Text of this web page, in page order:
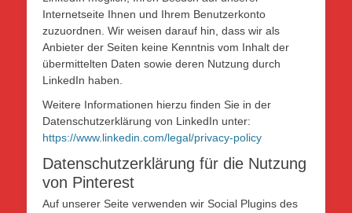
Internetseite Ihnen und Ihrem Benutzerkonto
zuzuordnen. Wir weisen darauf hin, dass wir als
Anbieter der Seiten keine Kenntnis vom Inhalt der
übermittelten Daten sowie deren Nutzung durch
LinkedIn haben.
Weitere Informationen hierzu finden Sie in der
Datenschutzerklärung von LinkedIn unter:
https://www.linkedin.com/legal/privacy-policy
Datenschutzerklärung für die Nutzung
von Pinterest
Auf unserer Seite verwenden wir Social Plugins des